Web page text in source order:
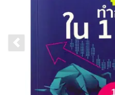
Previous slide